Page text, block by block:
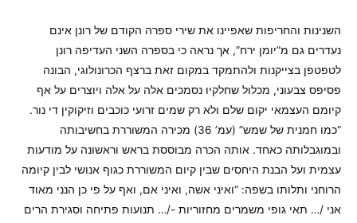
השנינות והחריפות שאפיינו את שירי ספרה הקודם של רונן אינם
נעדרים גם מ”יומן ירח”, אך נראה כי בספרה השני העדיפה רונן
לטפטפן בצייקנות ולהתמקד במקום זאת ברצף הכרונולוגי, הבונה
פסיפס צבעוני, מכלול שחלקיו נסמכים אלה על אלה ויוצרים על אף
קיומם העצמאי יקום שלם ולא רק שמים זרועי כוכבים וזיקוקין די נור.
“כמו חמנית של שמש” (עמ’ 36) מכירה המשוררת בחשיבותה
ובמוגבלותה כאחד. אותה הכרה מבוססת בראש וראשונה על מודעות
עצמית ועל הבנת היחסים שבין קיום המשוררת כגוף אנושי לבין קיומה
הרוחני ותלותו בשפה: “ואיני אשה, ואיני אם, ואף על פי כן הנני מאוד
אני /… תאי גופי משמרים מחזוריות -/… תנועות פתיחה וסגירת הרים